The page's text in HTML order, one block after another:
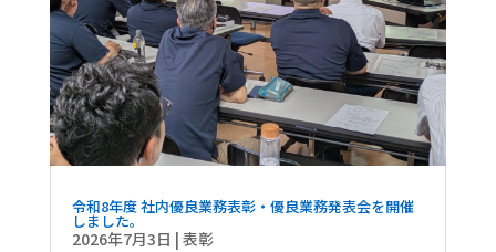
令和8年度 社内優良業務表彰・優良業務発表会を開催
しました。
2026年7月3日 | 表彰